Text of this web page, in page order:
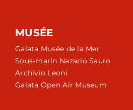
MUSÉE
Galata Musée de la Mer
Sous-marin Nazario Sauro
Archivio Leoni
Galata Open Air Museum